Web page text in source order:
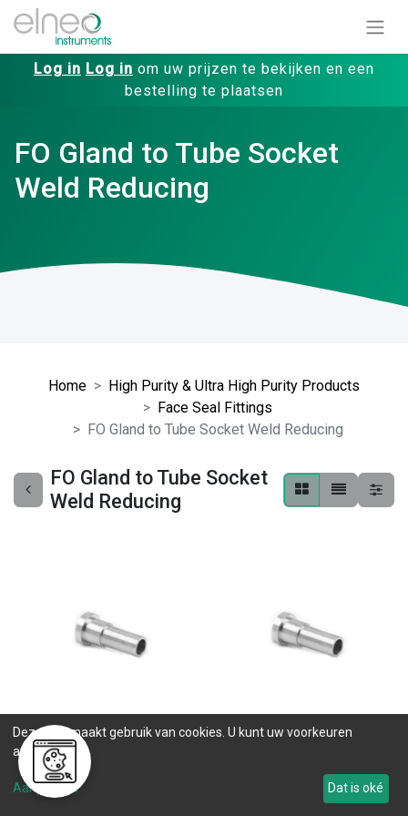
Log in Log in om uw prijzen te bekijken en een
bestelling te plaatsen
FO Gland to Tube Socket
Weld Reducing
Home
High Purity & Ultra High Purity Products
Face Seal Fittings
FO Gland to Tube Socket Weld Reducing
FO Gland to Tube Socket
Weld Reducing
SS-G-FO8-TB6
0 ST op voorraad
.
SS-G-FO8-TB4
Deze site maakt gebruik van cookies. U kunt uw voorkeuren
aanpassen.
Aanpassen Dat is oké